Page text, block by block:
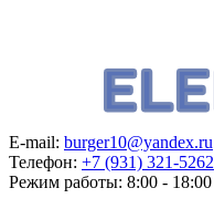
E-mail: burger10@yandex.ru
Телефон: +7 (931) 321-5262
Режим работы: 8:00 - 18:00